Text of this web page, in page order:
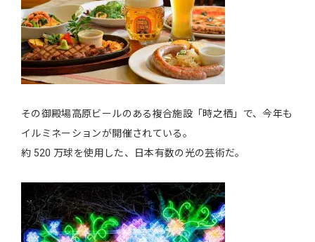
その御殿場高原ビールのある複合施設「時之栖」で、今年も
イルミネーションが開催されている。
約 520 万球を使用した、日本有数の光の芸術だ。